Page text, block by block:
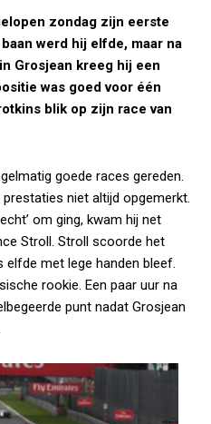
zondag zijn eerste
werd hij elfde, maar na
Grosjean kreeg hij een
was goed voor één
blik op zijn race van
goede races gereden.
niet altijd opgemerkt.
om ging, kwam hij net
Stroll. Stroll scoorde het
met lege handen bleef.
rookie. Een paar uur na
punt nadat Grosjean